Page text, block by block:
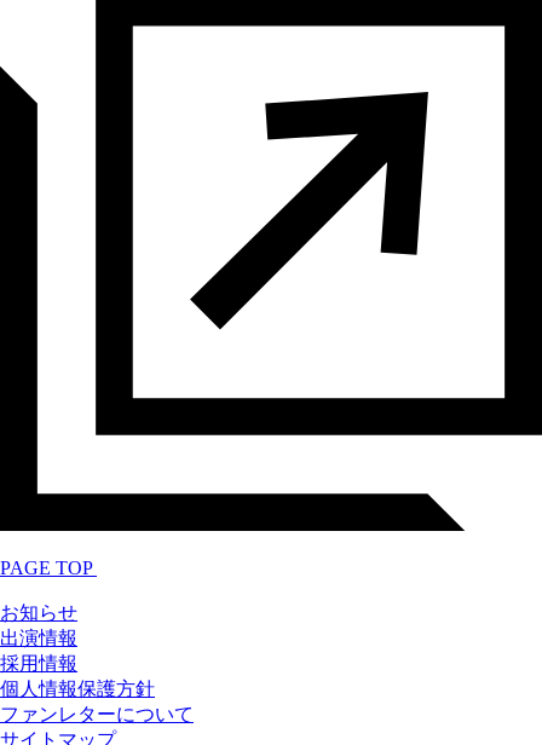
PAGE TOP
お知らせ
出演情報
採用情報
個人情報保護方針
ファンレターについて
サイトマップ